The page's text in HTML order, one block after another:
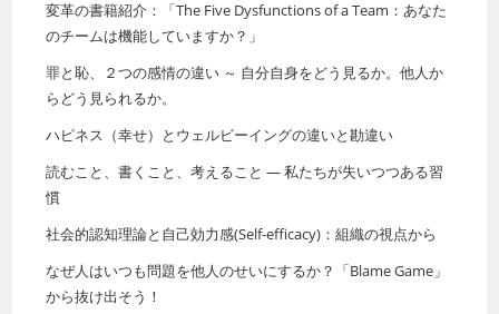
変革の書籍紹介：「The Five Dysfunctions of a Team：あなた
のチームは機能していますか？」
罪と恥、２つの感情の違い ～ 自分自身をどう見るか。他人か
らどう見られるか。
ハピネス（幸せ）とウェルビーイングの違いと勘違い
読むこと、書くこと、考えること ― 私たちが失いつつある習
慣
社会的認知理論と自己効力感(Self-efficacy)：組織の視点から
なぜ人はいつも問題を他人のせいにするか？「Blame Game」
から抜け出そう！